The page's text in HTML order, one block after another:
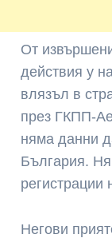
От
действия у
влязъл в
през ГКПП-
няма данни
България.
регистрации
Негови